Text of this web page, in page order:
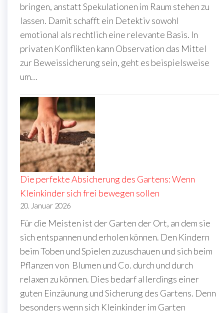
bringen, anstatt Spekulationen im Raum stehen zu
lassen. Damit schafft ein Detektiv sowohl
emotional als rechtlich eine relevante Basis. In
privaten Konflikten kann Observation das Mittel
zur Beweissicherung sein, geht es beispielsweise
um…
Die perfekte Absicherung des Gartens: Wenn
Kleinkinder sich frei bewegen sollen
20. Januar 2026
Für die Meisten ist der Garten der Ort, an dem sie
sich entspannen und erholen können. Den Kindern
beim Toben und Spielen zuzuschauen und sich beim
Pflanzen von Blumen und Co. durch und durch
relaxen zu können. Dies bedarf allerdings einer
guten Einzäunung und Sicherung des Gartens. Denn
besonders wenn sich Kleinkinder im Garten